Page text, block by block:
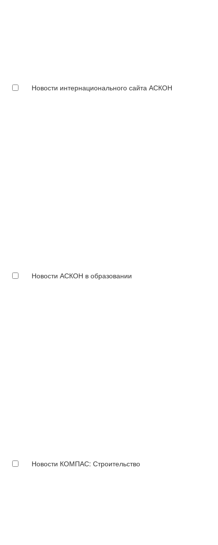
Новости интернационального сайта АСКОН
Новости АСКОН в образовании
Новости КОМПАС: Строительство